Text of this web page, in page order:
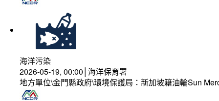
海洋污染
2026-05-19, 00:00│海洋保育署
地方單位\金門縣政府\環境保護局：新加坡籍油輪Sun